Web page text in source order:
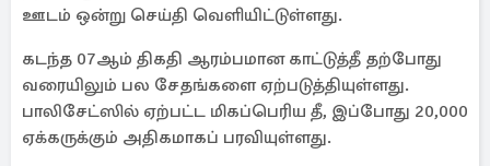
ஊடம் ஒன்று செய்தி வெளியிட்டுள்ளது.
கடந்த 07ஆம் திகதி ஆரம்பமான காட்டுத்தீ தற்போது
வரையிலும் பல சேதங்களை ஏற்படுத்தியுள்ளது.
பாலிசேட்ஸில் ஏற்பட்ட மிகப்பெரிய தீ, இப்போது 20,000
ஏக்கருக்கும் அதிகமாகப் பரவியுள்ளது.